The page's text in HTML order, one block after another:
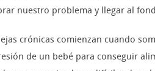
nuestro problema y llegar al
crónicas comienzan cuando
de un bebé para conseguir